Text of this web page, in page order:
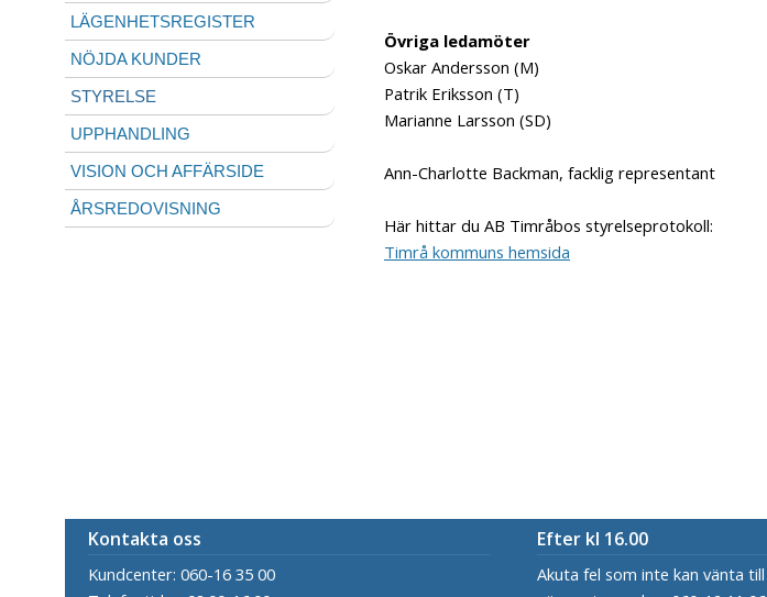
LÄGENHETSREGISTER
NÖJDA KUNDER
STYRELSE
UPPHANDLING
VISION OCH AFFÄRSIDE
ÅRSREDOVISNING
Övriga ledamöter
Oskar Andersson (M)
Patrik Eriksson (T)
Marianne Larsson (SD)
Ann-Charlotte Backman, facklig representant
Här hittar du AB Timråbos styrelseprotokoll:
Timrå kommuns hemsida
Kontakta oss
Kundcenter: 060-16 35 00
Efter kl 16.00
Akuta fel som inte kan vänta till